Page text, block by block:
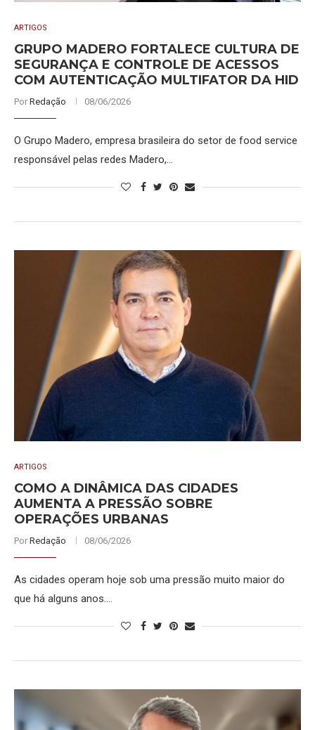
ARTIGOS
GRUPO MADERO FORTALECE CULTURA DE
SEGURANÇA E CONTROLE DE ACESSOS
COM AUTENTICAÇÃO MULTIFATOR DA HID
Por Redação 08/06/2026
O Grupo Madero, empresa brasileira do setor de food service
responsável pelas redes Madero,…
ARTIGOS
COMO A DINÂMICA DAS CIDADES
AUMENTA A PRESSÃO SOBRE
OPERAÇÕES URBANAS
Por Redação 08/06/2026
As cidades operam hoje sob uma pressão muito maior do
que há alguns anos.…